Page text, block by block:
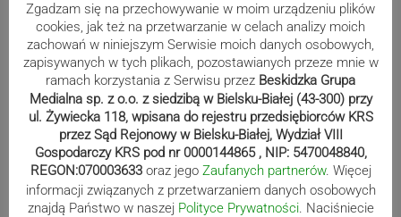
Zaginiony 82-latek. Mieszka na
Złotych Łanach
Kolarze przemknęli przez region
Zgadzam się na przechowywanie w moim urządzeniu plików
cookies, jak też na przetwarzanie w celach analizy moich
zachowań w niniejszym Serwisie moich danych osobowych,
zapisywanych w tych plikach, pozostawianych przeze mnie w
ramach korzystania z Serwisu przez Beskidzka Grupa
Medialna sp. z o.o. z siedzibą w Bielsku-Białej (43-300) przy
ul. Żywiecka 118, wpisana do rejestru przedsiębiorców KRS
przez Sąd Rejonowy w Bielsku-Białej, Wydział VIII
Gospodarczy KRS pod nr 0000144865 , NIP: 5470048840,
REGON:070003633 oraz jego Zaufanych partnerów. Więcej
informacji związanych z przetwarzaniem danych osobowych
znajdą Państwo w naszej Polityce Prywatności. Naciśniecie